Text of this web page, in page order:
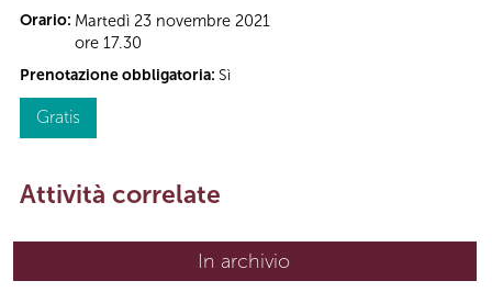
Orario: Martedì 23 novembre 2021
ore 17.30
Prenotazione obbligatoria: Sì
Gratis
Attività correlate
In archivio